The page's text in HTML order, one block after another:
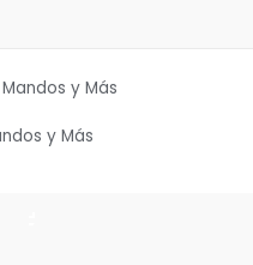
y Más
y Más